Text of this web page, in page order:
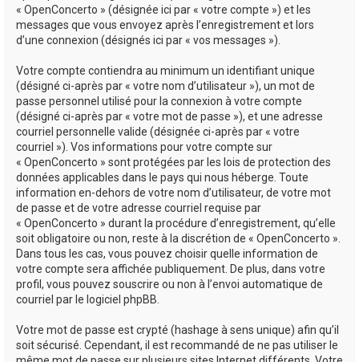
« OpenConcerto » (désignée ici par « votre compte ») et les
messages que vous envoyez après l’enregistrement et lors
d’une connexion (désignés ici par « vos messages »).
Votre compte contiendra au minimum un identifiant unique
(désigné ci-après par « votre nom d’utilisateur »), un mot de
passe personnel utilisé pour la connexion à votre compte
(désigné ci-après par « votre mot de passe »), et une adresse
courriel personnelle valide (désignée ci-après par « votre
courriel »). Vos informations pour votre compte sur
« OpenConcerto » sont protégées par les lois de protection des
données applicables dans le pays qui nous héberge. Toute
information en-dehors de votre nom d’utilisateur, de votre mot
de passe et de votre adresse courriel requise par
« OpenConcerto » durant la procédure d’enregistrement, qu’elle
soit obligatoire ou non, reste à la discrétion de « OpenConcerto ».
Dans tous les cas, vous pouvez choisir quelle information de
votre compte sera affichée publiquement. De plus, dans votre
profil, vous pouvez souscrire ou non à l’envoi automatique de
courriel par le logiciel phpBB.
Votre mot de passe est crypté (hashage à sens unique) afin qu’il
soit sécurisé. Cependant, il est recommandé de ne pas utiliser le